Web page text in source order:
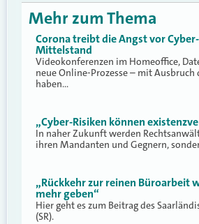
Mehr zum Thema
Corona treibt die Angst vor
Mittelstand
Videokonferenzen im Homeoffice,
neue Online-Prozesse – mit Ausbruch
haben…
„Cyber-Risiken können
In naher Zukunft werden
ihren Mandanten und Gegnern,
„Rückkehr zur reinen Büroarbeit
mehr geben“
Hier geht es zum Beitrag des
(SR).